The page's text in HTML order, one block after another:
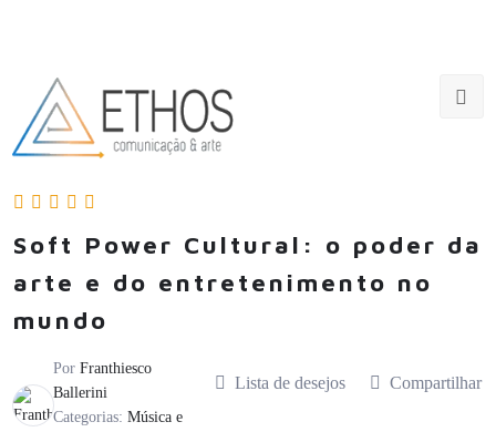
Soft Power Cultural: o poder da
arte e do entretenimento no
mundo
Por Franthiesco
Ballerini
Categorias: Música e
Lista de desejos Compartilhar